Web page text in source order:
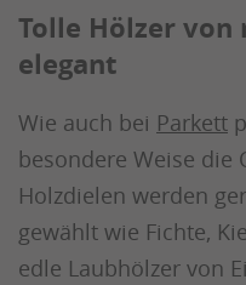
Tolle Hölzer
elegant
Wie auch bei Parkett
besondere Weise die
Holzdielen werden
gewählt wie Fichte,
edle Laubhölzer von